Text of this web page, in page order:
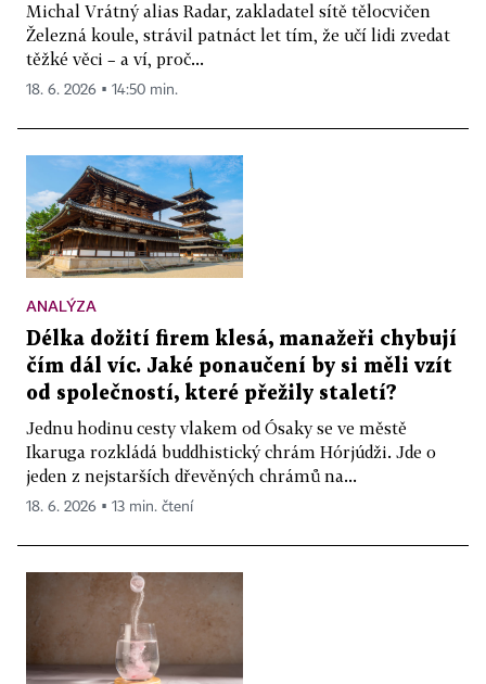
Michal Vrátný alias Radar, zakladatel sítě tělocvičen
Železná koule, strávil patnáct let tím, že učí lidi zvedat
těžké věci – a ví, proč...
18. 6. 2026 ▪ 14:50 min.
ANALÝZA
Délka dožití firem klesá, manažeři chybují
čím dál víc. Jaké ponaučení by si měli vzít
od společností, které přežily staletí?
Jednu hodinu cesty vlakem od Ósaky se ve městě
Ikaruga rozkládá buddhistický chrám Hórjúdži. Jde o
jeden z nejstarších dřevěných chrámů na...
18. 6. 2026 ▪ 13 min. čtení